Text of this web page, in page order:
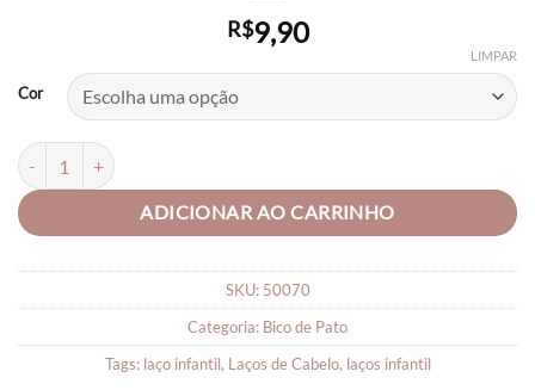
R$9,90
Cor
LIMPAR
LAÇO DE FITA quantidade
ADICIONAR AO CARRINHO
SKU: 50070
Categoria: Bico de Pato
Tags: laço infantil, Laços de Cabelo, laços infantil